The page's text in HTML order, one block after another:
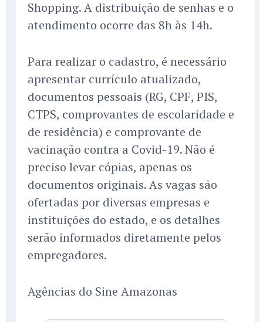
Shopping. A distribuição de senhas e o
atendimento ocorre das 8h às 14h.
Para realizar o cadastro, é necessário
apresentar currículo atualizado,
documentos pessoais (RG, CPF, PIS,
CTPS, comprovantes de escolaridade e
de residência) e comprovante de
vacinação contra a Covid-19. Não é
preciso levar cópias, apenas os
documentos originais. As vagas são
ofertadas por diversas empresas e
instituições do estado, e os detalhes
serão informados diretamente pelos
empregadores.
Agências do Sine Amazonas